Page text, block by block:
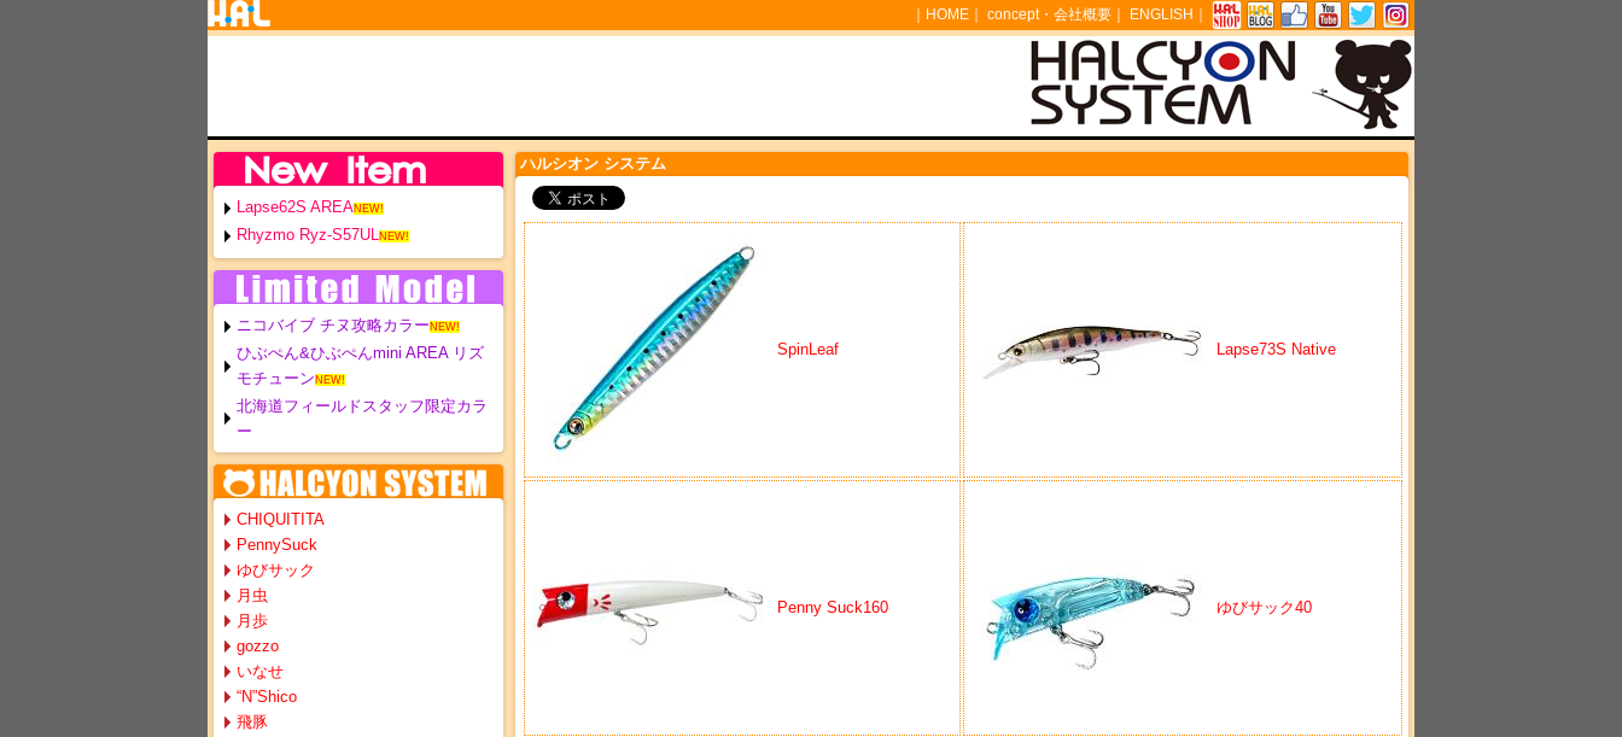
｜ HOME ｜ concept・会社概要 ｜ ENGLISH ｜
ハルシオン システム
SpinLeaf Lapse73S Native
Penny Suck160 ゆびサック40
Lapse62S AREANEW!
Rhyzmo Ryz-S57ULNEW!
ニコバイブ チヌ攻略カラー NEW!
ひぶぺん&ひぶぺんmini AREA リズ
モチューン NEW!
北海道フィールドスタッフ限定カラ
ー
CHIQUITITA
PennySuck
ゆびサック
月虫
月歩
gozzo
いなせ
“N”Shico
飛豚